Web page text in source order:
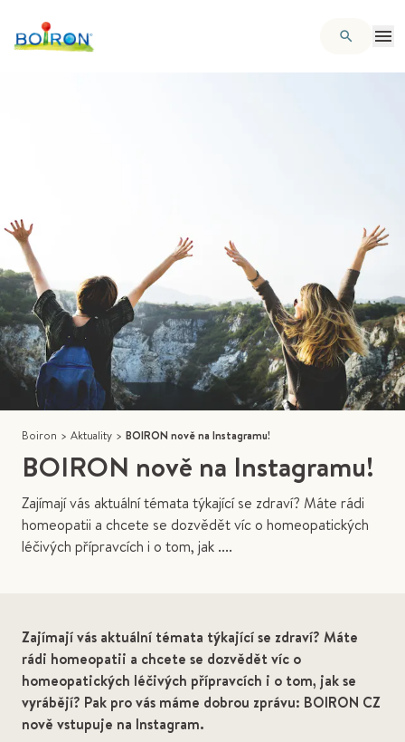
Boiron > Aktuality > BOIRON nově na Instagramu!
BOIRON nově na Instagramu!
Zajímají vás aktuální témata týkající se zdraví? Máte rádi
homeopatii a chcete se dozvědět víc o homeopatických
léčivých přípravcích i o tom, jak ....
Zajímají vás aktuální témata týkající se zdraví? Máte
rádi homeopatii a chcete se dozvědět víc o
homeopatických léčivých přípravcích i o tom, jak se
vyrábějí? Pak pro vás máme dobrou zprávu: BOIRON CZ
nově vstupuje na Instagram.